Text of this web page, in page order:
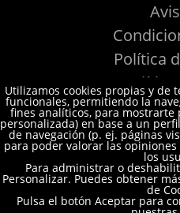
Política
Email:
Utilizamos cookies propias y de
funcionales, permitiendo la
fines analíticos, para
personalizada) en base a un
de navegación (p. ej. páginas
para poder valorar las
los
Para administrar o
Personalizar. Puedes obtener
de
Pulsa el botón Aceptar para